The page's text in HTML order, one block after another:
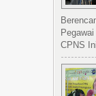
CPNS